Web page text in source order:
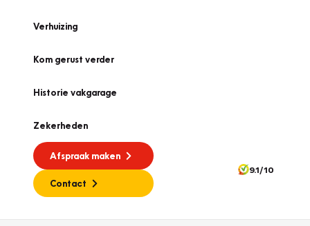
Verhuizing
Kom gerust verder
Historie vakgarage
Zekerheden
Afspraak maken
Contact
9.1/10